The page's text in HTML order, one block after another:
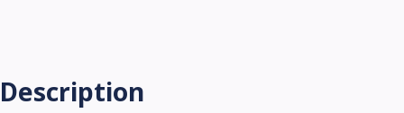
Description